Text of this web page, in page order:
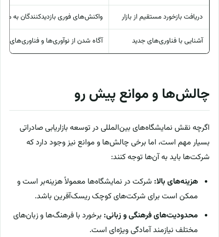
دریافت بازخورد مستقیم از بازار واکنش‌های فوری بازدیدکنندگان به
آشنایی با فناوری‌های جدید آگاه شدن از نوآوری‌ها و فناوری‌های
چالش‌ها و موانع پیش رو
اگرچه نقش نمایشگاه‌های بین‌المللی در توسعه بازاریابی صادراتی
بسیار مهم است، اما برخی چالش‌ها و موانع نیز وجود دارد که
شرکت‌ها باید به آن‌ها توجه کنند:
هزینه‌های بالا: شرکت در نمایشگاه‌ها معمولاً هزینه‌بر است و
ممکن است برای شرکت‌های کوچک ریسک‌آفرین باشد.
محدودیت‌های فرهنگی و زبانی: برخورد با فرهنگ‌ها و زبان‌های
مختلف نیازمند آمادگی ویژه‌ای است.